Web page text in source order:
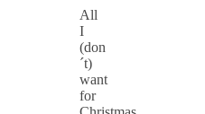
All
I
(don
´t)
want
for